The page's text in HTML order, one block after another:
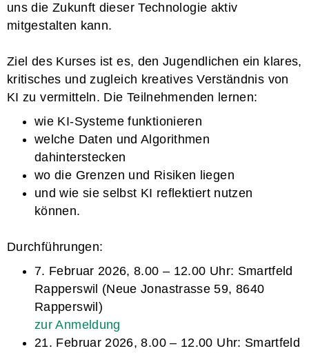
uns die Zukunft dieser Technologie aktiv
mitgestalten kann.
Ziel des Kurses ist es, den Jugendlichen ein klares,
kritisches und zugleich kreatives Verständnis von
KI zu vermitteln. Die Teilnehmenden lernen:
wie KI-Systeme funktionieren
welche Daten und Algorithmen
dahinterstecken
wo die Grenzen und Risiken liegen
und wie sie selbst KI reflektiert nutzen
können.
Durchführungen:
7. Februar 2026, 8.00 – 12.00 Uhr: Smartfeld
Rapperswil (Neue Jonastrasse 59, 8640
Rapperswil)
zur Anmeldung
21. Februar 2026, 8.00 – 12.00 Uhr: Smartfeld